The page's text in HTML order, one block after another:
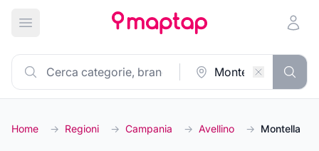
Apri menu principale
Home → Regioni → Campania → Avellino → Montella